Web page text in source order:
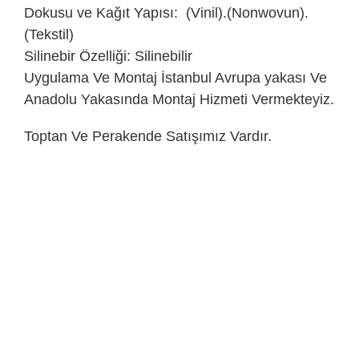
Dokusu ve Kağıt Yapısı: (Vinil).(Nonwovun).
(Tekstil)
Silinebir Özelliği: Silinebilir
Uygulama Ve Montaj İstanbul Avrupa yakası Ve
Anadolu Yakasında Montaj Hizmeti Vermekteyiz.
Toptan Ve Perakende Satışımız Vardır.